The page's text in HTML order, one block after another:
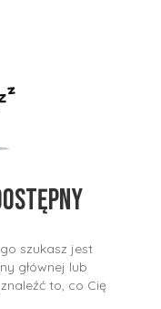
szukasz jest
głównej lub
to, co Cię